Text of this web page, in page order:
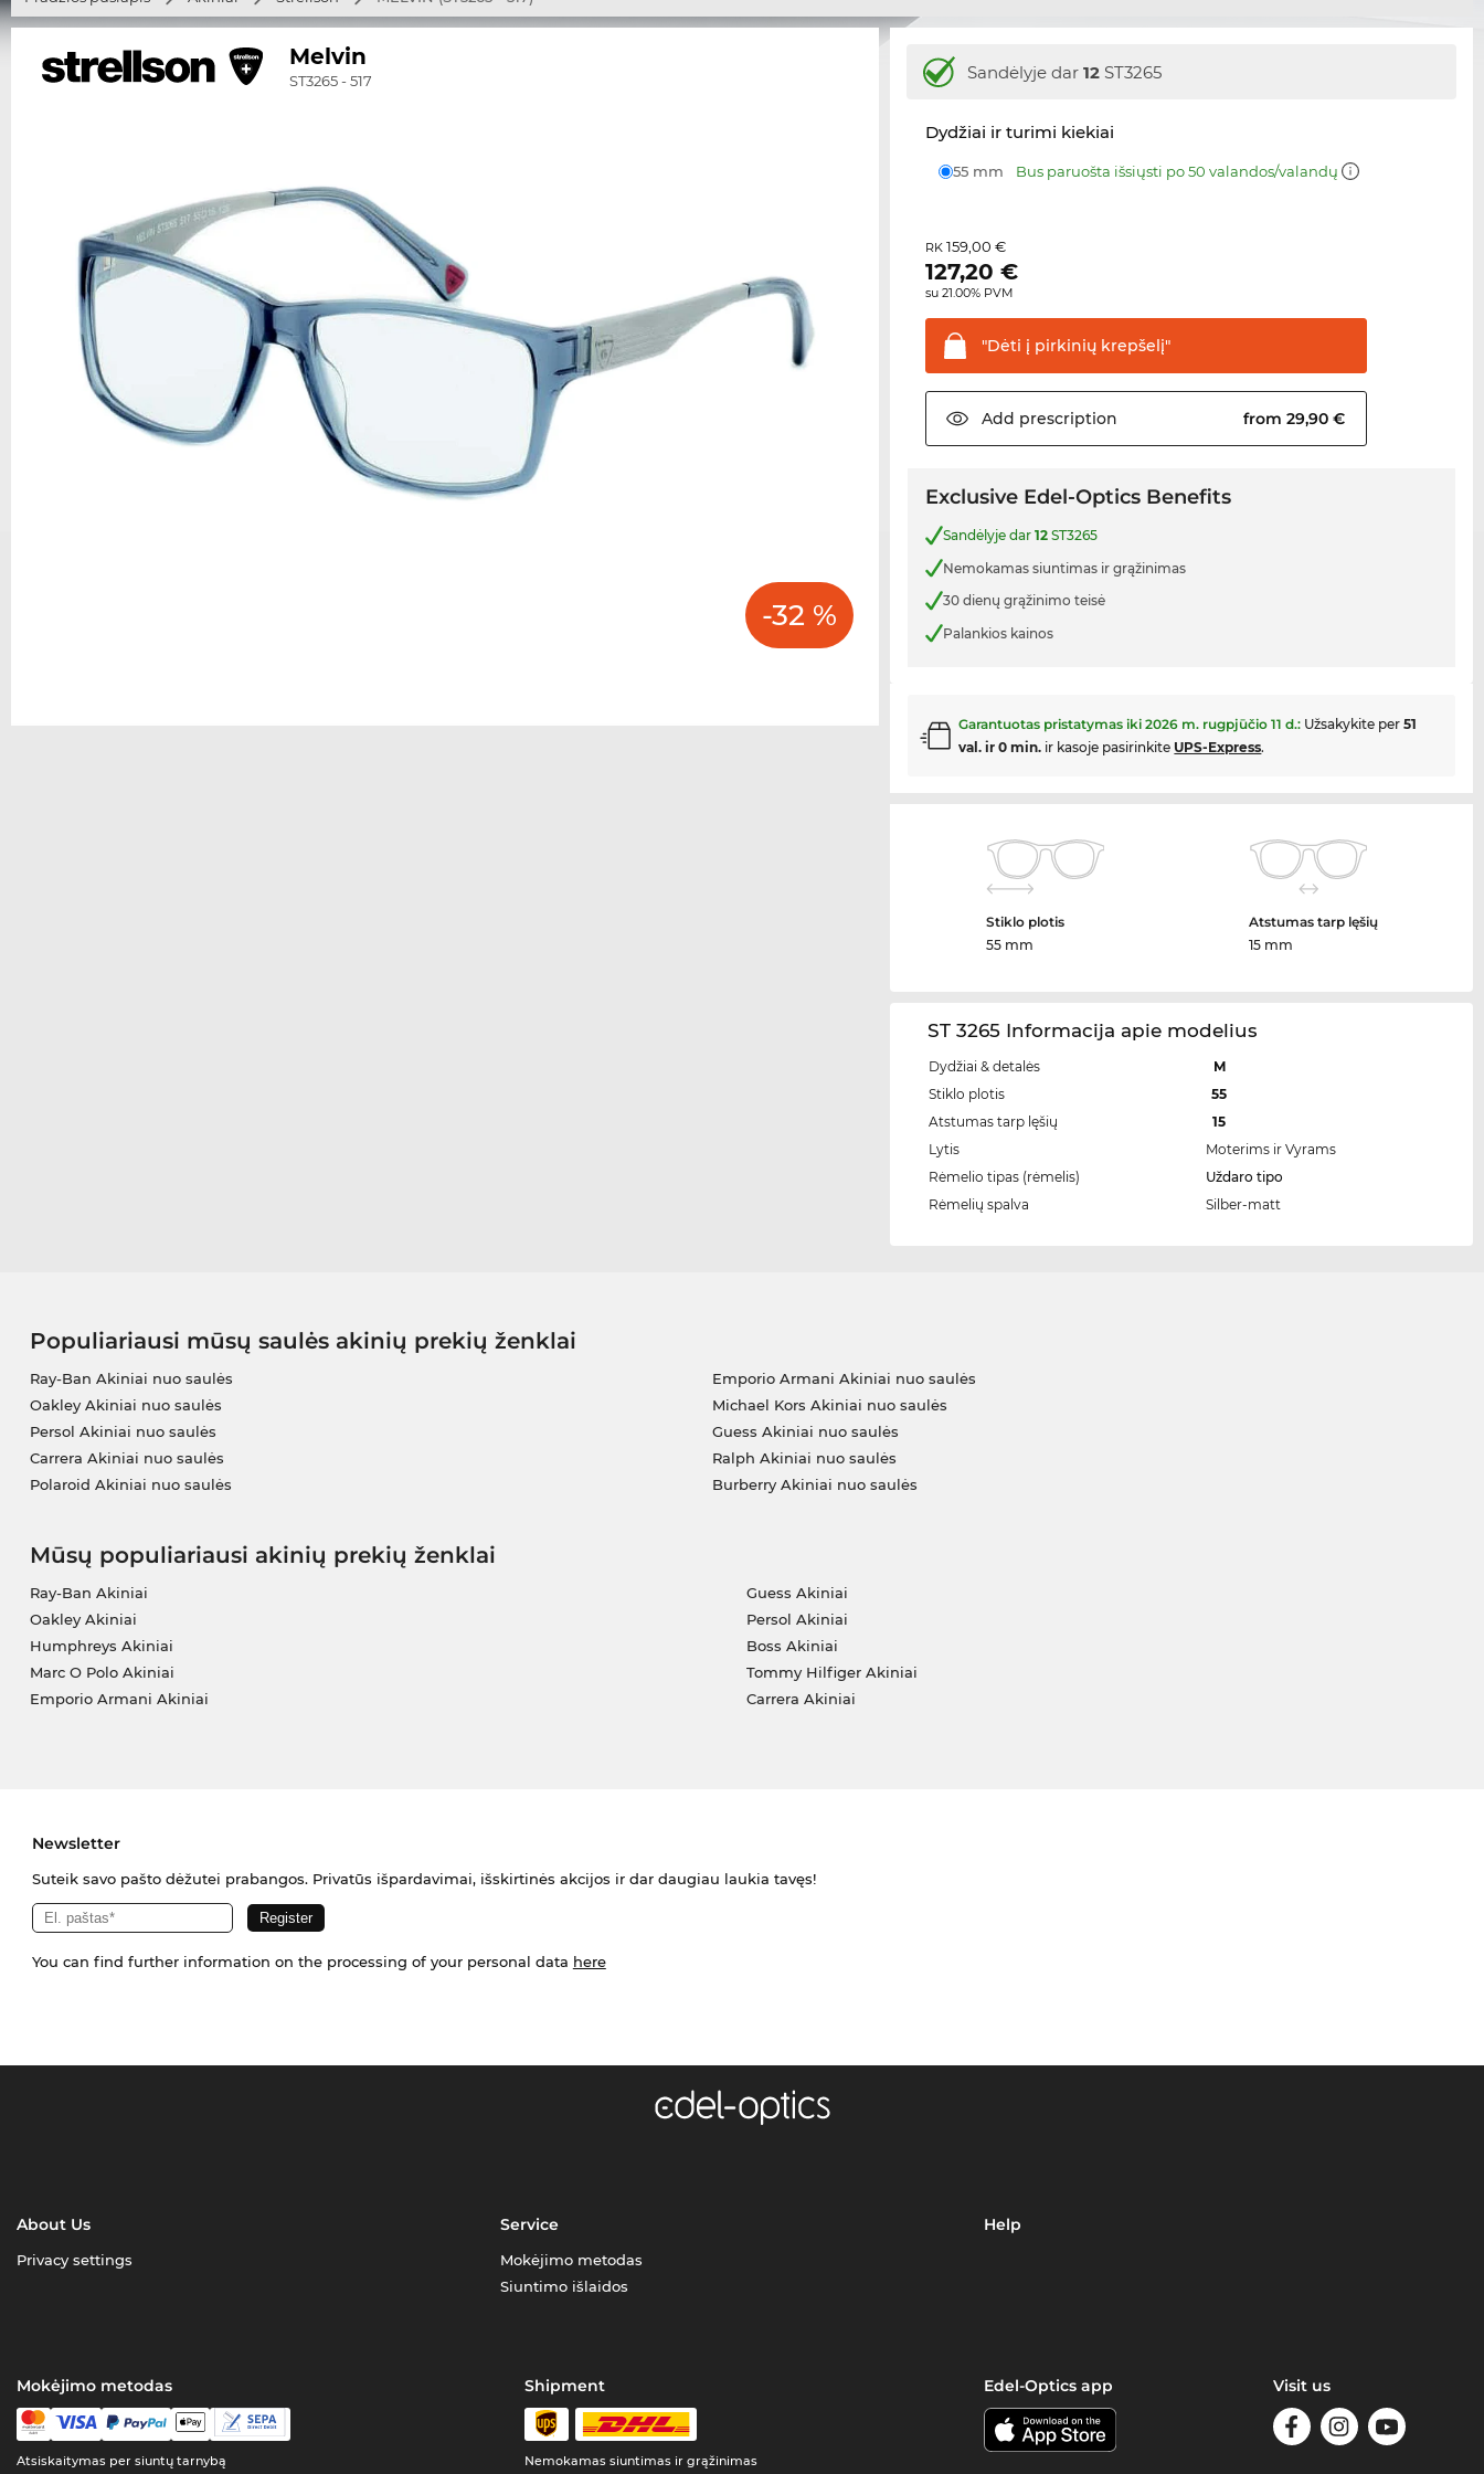
Melvin
ST3265 - 517
-32 %
Sandėlyje dar12 ST3265
Dydžiai ir turimi kiekiai
55 mm Bus paruošta išsiųsti po 50 valandos/valandų
RK159,00 €
127,20 €
su 21.00% PVM
"Dėti į pirkinių krepšelį"
Add prescription from 29,90 €
Exclusive Edel-Optics Benefits
Sandėlyje dar12 ST3265
Nemokamas siuntimas ir grąžinimas
30 dienų grąžinimo teisė
Palankios kainos
Garantuotas pristatymas iki2026 m. rugpjūčio 11 d.: Užsakykite per51
val. ir 0 min. ir kasoje pasirinkite UPS-Express.
Stiklo plotis
55 mm
Atstumas tarp lęšių
15 mm
ST 3265 Informacija apie modelius
Dydžiai & detalės
M
Stiklo plotis
55
Atstumas tarp lęšių
15
Lytis
Moterims ir Vyrams
Rėmelio tipas (rėmelis)
Uždaro tipo
Rėmelių spalva
Silber-matt
Populiariausi mūsų saulės akinių prekių ženklai
Ray-Ban Akiniai nuo saulės
Oakley Akiniai nuo saulės
Persol Akiniai nuo saulės
Carrera Akiniai nuo saulės
Polaroid Akiniai nuo saulės
Emporio Armani Akiniai nuo saulės
Michael Kors Akiniai nuo saulės
Guess Akiniai nuo saulės
Ralph Akiniai nuo saulės
Burberry Akiniai nuo saulės
Mūsų populiariausi akinių prekių ženklai
Ray-Ban Akiniai
Oakley Akiniai
Humphreys Akiniai
Marc O Polo Akiniai
Emporio Armani Akiniai
Guess Akiniai
Persol Akiniai
Boss Akiniai
Tommy Hilfiger Akiniai
Carrera Akiniai
Newsletter
Suteik savo pašto dėžutei prabangos. Privatūs išpardavimai, išskirtinės akcijos ir dar daugiau laukia tavęs!
You can find further information on the processing of your personal data here
About Us
Privacy settings
Service
Mokėjimo metodas
Siuntimo išlaidos
Help
Mokėjimo metodas
Atsiskaitymas per siuntų tarnybą
Shipment
Nemokamas siuntimas ir grąžinimas
Edel-Optics app Visit us